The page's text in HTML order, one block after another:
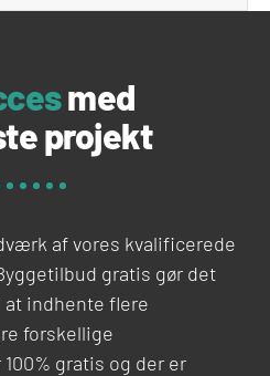
med
projekt
af vores kvalificerede
gratis gør det
indhente flere
forskellige
gratis og der er